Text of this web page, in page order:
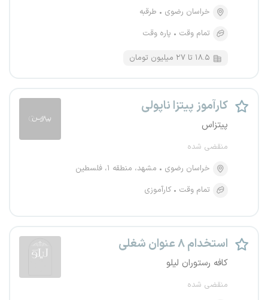
خراسان رضوی
طرقبه
تمام وقت
پاره وقت
۱۸.۵ تا ۲۷ میلیون تومان
کارآموز پیتزا ناپولی
پیتزاس
منقضی شده
خراسان رضوی
مشهد، منطقه ۱، فلسطین
تمام وقت
کارآموزی
استخدام ۸ عنوان شغلی
کافه رستوران لیلو
منقضی شده